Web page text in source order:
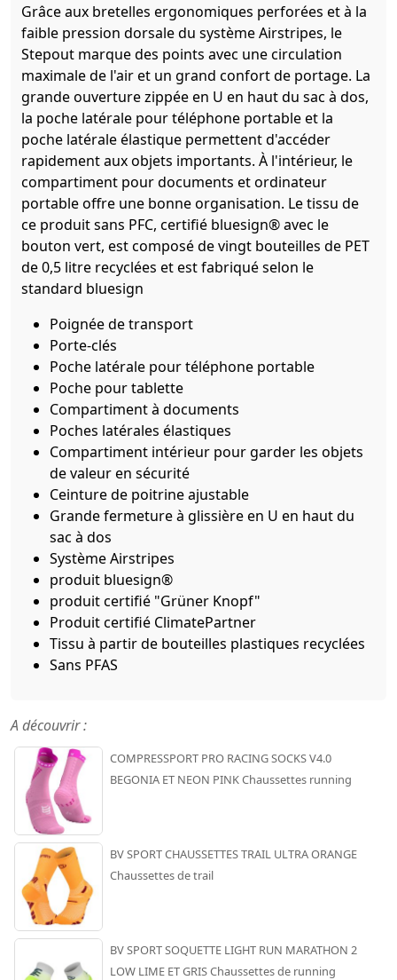
Grâce aux bretelles ergonomiques perforées et à la
faible pression dorsale du système Airstripes, le
Stepout marque des points avec une circulation
maximale de l'air et un grand confort de portage. La
grande ouverture zippée en U en haut du sac à dos,
la poche latérale pour téléphone portable et la
poche latérale élastique permettent d'accéder
rapidement aux objets importants. À l'intérieur, le
compartiment pour documents et ordinateur
portable offre une bonne organisation. Le tissu de
ce produit sans PFC, certifié bluesign® avec le
bouton vert, est composé de vingt bouteilles de PET
de 0,5 litre recyclées et est fabriqué selon le
standard bluesign
Poignée de transport
Porte-clés
Poche latérale pour téléphone portable
Poche pour tablette
Compartiment à documents
Poches latérales élastiques
Compartiment intérieur pour garder les objets
de valeur en sécurité
Ceinture de poitrine ajustable
Grande fermeture à glissière en U en haut du
sac à dos
Système Airstripes
produit bluesign®
produit certifié "Grüner Knopf"
Produit certifié ClimatePartner
Tissu à partir de bouteilles plastiques recyclées
Sans PFAS
A découvrir :
COMPRESSPORT PRO RACING SOCKS V4.0
BEGONIA ET NEON PINK Chaussettes running
BV SPORT CHAUSSETTES TRAIL ULTRA ORANGE
Chaussettes de trail
BV SPORT SOQUETTE LIGHT RUN MARATHON 2
LOW LIME ET GRIS Chaussettes de running